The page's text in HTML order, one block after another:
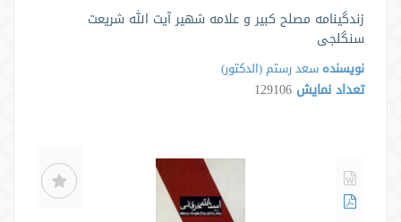
زندگینامه مصلح كبیر و علامه شهیر آیت الله شریعت
سنگلجی
نویسنده سعد رستم (الدكتور)
تعداد نمایش 129106